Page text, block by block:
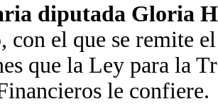
diputada Gloria
con el que se remite
que la Ley para la
le confiere.